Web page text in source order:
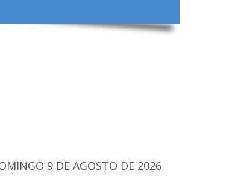
9 DE AGOSTO DE 2026